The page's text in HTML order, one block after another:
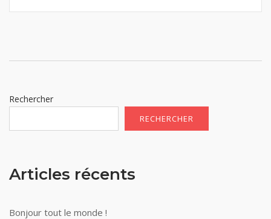
Rechercher
RECHERCHER
Articles récents
Bonjour tout le monde !